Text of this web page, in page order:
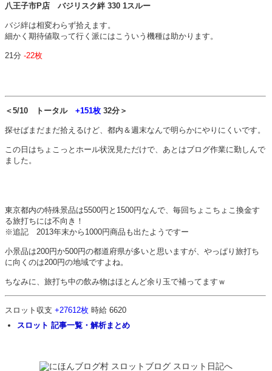
八王子市P店 バジリスク絆 330 1スルー
バジ絆は相変わらず拾えます。
細かく期待値取って行く派にはこういう機種は助かります。
21分 -22枚
＜5/10 トータル +151枚 32分＞
探せばまだまだ拾えるけど、都内＆週末なんで明らかにやりにくいです。
この日はちょこっとホール状況見ただけで、あとはブログ作業に勤しんで
ました。
東京都内の特殊景品は5500円と1500円なんで、毎回ちょこちょこ換金す
る旅打ちには不向き！
※追記 2013年末から1000円商品も出たようですー
小景品は200円か500円の都道府県が多いと思いますが、やっぱり旅打ち
に向くのは200円の地域ですよね。
ちなみに、旅打ち中の飲み物はほとんど余り玉で補ってますｗ
スロット収支 +27612枚 時給 6620
スロット 記事一覧・解析まとめ